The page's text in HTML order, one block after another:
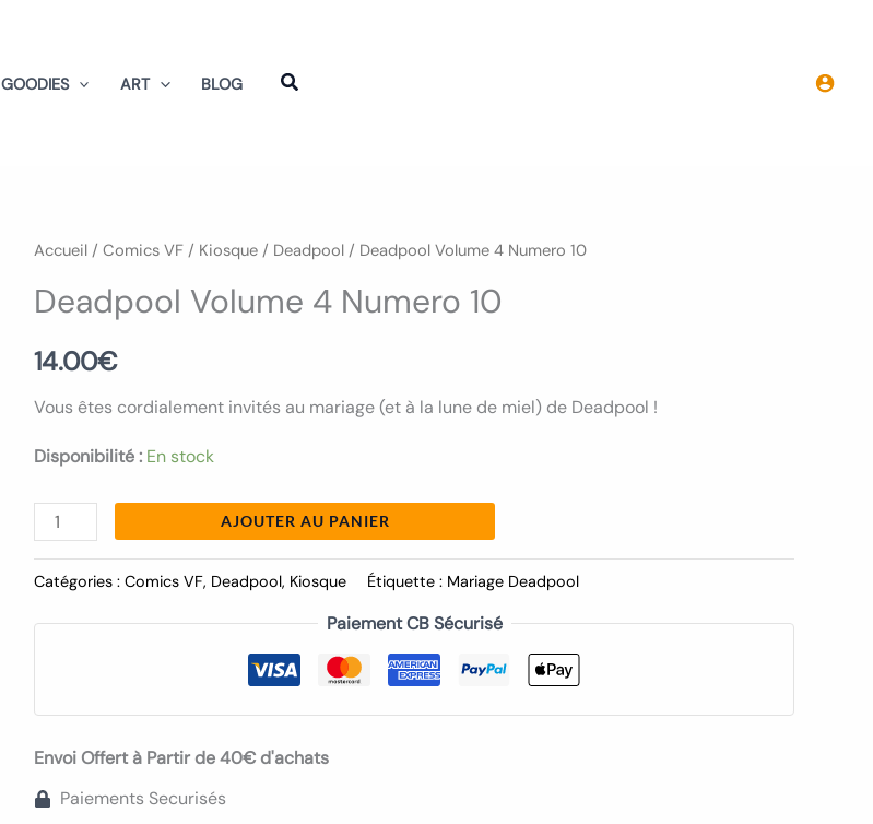
GOODIES ART BLOG
Accueil / Comics VF / Kiosque / Deadpool / Deadpool Volume 4 Numero 10
Deadpool Volume 4 Numero 10
14.00€
Vous êtes cordialement invités au mariage (et à la lune de miel) de Deadpool !
Disponibilité : En stock
quantité
Deadpool
Volume
4
Numero
AJOUTER AU PANIER
Catégories : Comics VF, Deadpool, Kiosque Étiquette : Mariage Deadpool
Paiement CB Sécurisé
Envoi Offert à Partir de 40€ d'achats
Paiements Securisés